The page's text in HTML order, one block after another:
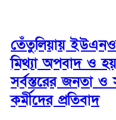
তেঁতুলিয়ায়
মিথ্যা অপবাদ ও
সর্বস্তরের জনতা ও
কর্মীদের প্রতিবাদ